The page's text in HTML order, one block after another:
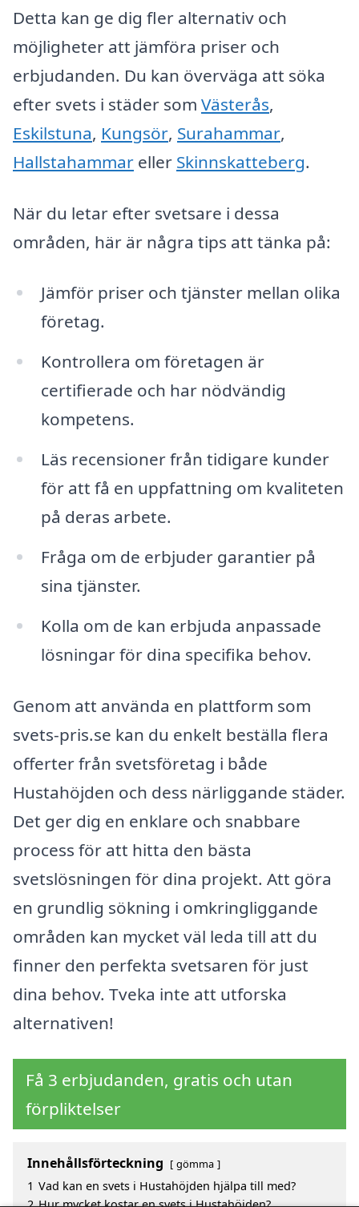
Detta kan ge dig fler alternativ och
möjligheter att jämföra priser och
erbjudanden. Du kan överväga att söka
efter svets i städer som Västerås,
Eskilstuna, Kungsör, Surahammar,
Hallstahammar eller Skinnskatteberg.
När du letar efter svetsare i dessa
områden, här är några tips att tänka på:
Jämför priser och tjänster mellan olika
företag.
Kontrollera om företagen är
certifierade och har nödvändig
kompetens.
Läs recensioner från tidigare kunder
för att få en uppfattning om kvaliteten
på deras arbete.
Fråga om de erbjuder garantier på
sina tjänster.
Kolla om de kan erbjuda anpassade
lösningar för dina specifika behov.
Genom att använda en plattform som
svets-pris.se kan du enkelt beställa flera
offerter från svetsföretag i både
Hustahöjden och dess närliggande städer.
Det ger dig en enklare och snabbare
process för att hitta den bästa
svetslösningen för dina projekt. Att göra
en grundlig sökning i omkringliggande
områden kan mycket väl leda till att du
finner den perfekta svetsaren för just
dina behov. Tveka inte att utforska
alternativen!
Få 3 erbjudanden, gratis och utan
förpliktelser
Innehållsförteckning gömma
1 Vad kan en svets i Hustahöjden hjälpa till med?